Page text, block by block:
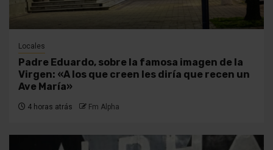
Locales
Padre Eduardo, sobre la famosa imagen de la
Virgen: «A los que creen les diría que recen un
Ave María»
4 horas atrás Fm Alpha